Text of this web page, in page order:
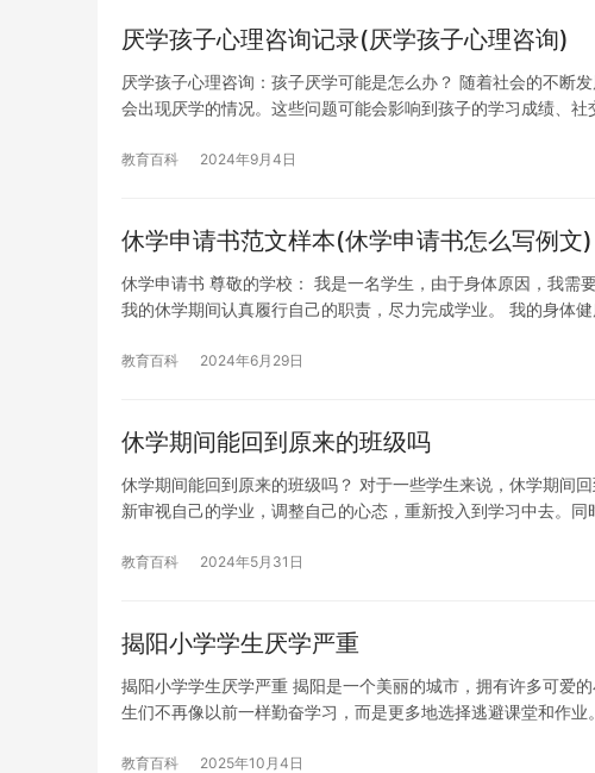
厌学孩子心理咨询记录(厌学孩子心理咨询)
厌学孩子心理咨询：孩子厌学可能是怎么办？ 随着社会的不断
会出现厌学的情况。这些问题可能会影响到孩子的学习成绩、
教育百科 2024年9月4日
休学申请书范文样本(休学申请书怎么写例文)
休学申请书 尊敬的学校： 我是一名学生，由于身体原因，我需
我的休学期间认真履行自己的职责，尽力完成学业。 我的身体
教育百科 2024年6月29日
休学期间能回到原来的班级吗
休学期间能回到原来的班级吗？ 对于一些学生来说，休学期间
新审视自己的学业，调整自己的心态，重新投入到学习中去。
教育百科 2024年5月31日
揭阳小学学生厌学严重
揭阳小学学生厌学严重 揭阳是一个美丽的城市，拥有许多可爱
生们不再像以前一样勤奋学习，而是更多地选择逃避课堂和作
教育百科 2025年10月4日